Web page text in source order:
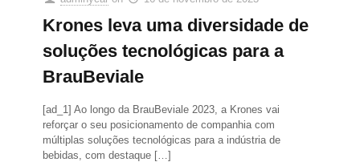
Krones leva uma diversidade de
soluções tecnológicas para a
BrauBeviale
[ad_1] Ao longo da BrauBeviale 2023, a Krones vai
reforçar o seu posicionamento de companhia com
múltiplas soluções tecnológicas para a indústria de
bebidas, com destaque […]